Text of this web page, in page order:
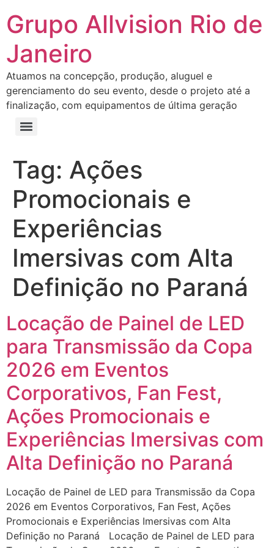
Grupo Allvision Rio de
Janeiro
Atuamos na concepção, produção, aluguel e
gerenciamento do seu evento, desde o projeto até a
finalização, com equipamentos de última geração
Tag: Ações
Promocionais e
Experiências
Imersivas com Alta
Definição no Paraná
Locação de Painel de LED
para Transmissão da Copa
2026 em Eventos
Corporativos, Fan Fest,
Ações Promocionais e
Experiências Imersivas com
Alta Definição no Paraná
Locação de Painel de LED para Transmissão da Copa
2026 em Eventos Corporativos, Fan Fest, Ações
Promocionais e Experiências Imersivas com Alta
Definição no Paraná Locação de Painel de LED para